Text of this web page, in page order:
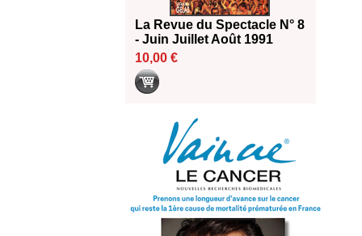
La Revue du Spectacle N° 8
- Juin Juillet Août 1991
10,00 €